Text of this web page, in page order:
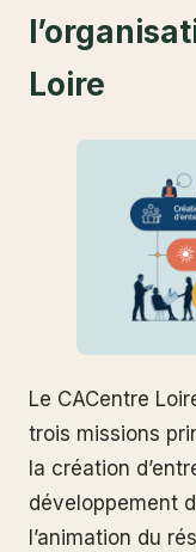
Loire
Le CACentre
trois missions
la création
développement
l’animation du